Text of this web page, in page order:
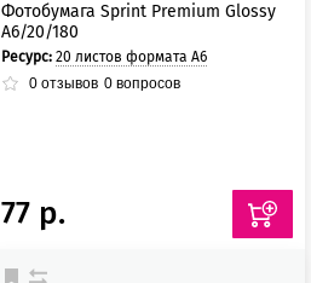
Фотобумага Sprint Premium Glossy
A6/20/180
Ресурс:20 листов формата А6
0 отзывов 0 вопросов
77 р.